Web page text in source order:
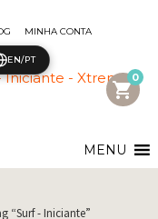
MINHA CONTA
shopping_cart
0
MENU
“Surf - Iniciante”
EN/PT